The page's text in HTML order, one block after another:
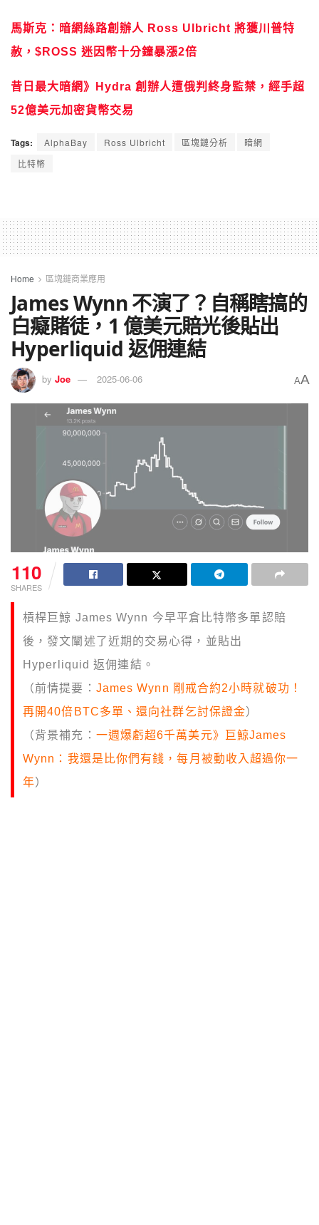
馬斯克：暗網絲路創辦人 Ross Ulbricht 將獲川普特
赦，$ROSS 迷因幣十分鐘暴漲2倍
昔日最大暗網》Hydra 創辦人遭俄判終身監禁，經手超
52億美元加密貨幣交易
Tags: AlphaBay Ross Ulbricht 區塊鏈分析
暗網
比特幣
Home 區塊鏈商業應用
James Wynn 不演了？自稱瞎搞的
白癡賭徒，1 億美元賠光後貼出
Hyperliquid 返佣連結
by Joe 2025-06-06 AA
110
SHARES
槓桿巨鯨 James Wynn 今早平倉比特幣多單認賠
後，發文闡述了近期的交易心得，並貼出
Hyperliquid 返佣連結。
（前情提要： James Wynn 剛戒合約2小時就破功！
再開40倍BTC多單、還向社群乞討保證金）
（背景補充： 一週爆虧超6千萬美元》巨鯨James
Wynn：我還是比你們有錢，每月被動收入超過你一
年）